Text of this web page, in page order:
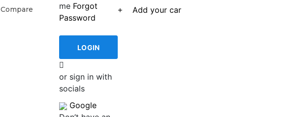
Compare
me Forgot
Password
or sign in with
socials
Google
Add your car